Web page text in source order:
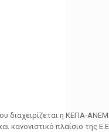
διαχειρίζεται η ΚΕΠΑ-
κανονιστικό πλαίσιο της